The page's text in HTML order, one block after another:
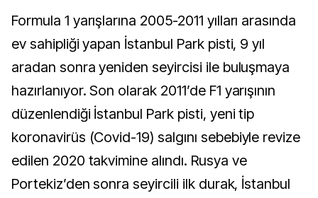
Formula 1 yarışlarına 2005-2011 yılları arasında
ev sahipliği yapan İstanbul Park pisti, 9 yıl
aradan sonra yeniden seyircisi ile buluşmaya
hazırlanıyor. Son olarak 2011’de F1 yarışının
düzenlendiği İstanbul Park pisti, yeni tip
koronavirüs (Covid-19) salgını sebebiyle revize
edilen 2020 takvimine alındı. Rusya ve
Portekiz’den sonra seyircili ilk durak, İstanbul